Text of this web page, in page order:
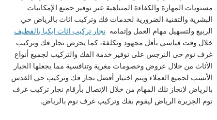
مستويات المهارة والكفاءة المتناهية عبر توفير جميع الإمكانيات
البشرية والتقنية الضرورية لخدمات فك وتركيب اثاث بالرياض حي
الربيع ولتسهيل مهام العمل وإتمامه نجار تركيب اثاث ايكيا بالقطيف
خلال وقت قياسي بأقل مجهود وتكلفة، كما يحرص نجار فك وتركيب
غرف نوم حى النرجس على توفير خدمة الفك والتركيب لجميع أنواع
الأثاث من خلال عروض وخصومات مغرية وتنافسية مما يجعلها الخيار
الأنسب لجميع العملاء ويتم اختيار أفضل نجار فك وتركيب حي القدس
بالرياض لإنجاز تلك المهام من خلال الإتصال بأرقام نجار تركيب غرف
نوم الجزيرة الرياض ليقوم بفك وتركيب غرف نوم بالرياض.